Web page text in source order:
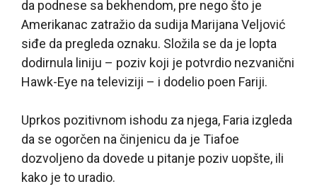
da podnese sa bekhendom, pre nego što je
Amerikanac zatražio da sudija Marijana Veljović
siđe da pregleda oznaku. Složila se da je lopta
dodirnula liniju – poziv koji je potvrdio nezvanični
Hawk-Eye na televiziji – i dodelio poen Fariji.
Uprkos pozitivnom ishodu za njega, Faria izgleda
da se ogorčen na činjenicu da je Tiafoe
dozvoljeno da dovede u pitanje poziv uopšte, ili
kako je to uradio.